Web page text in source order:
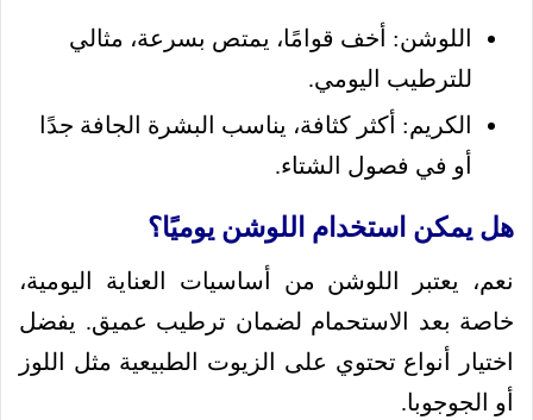
اللوشن: أخف قوامًا، يمتص بسرعة، مثالي
للترطيب اليومي.
الكريم: أكثر كثافة، يناسب البشرة الجافة جدًا
أو في فصول الشتاء.
هل يمكن استخدام اللوشن يوميًا؟
نعم، يعتبر اللوشن من أساسيات العناية اليومية،
خاصة بعد الاستحمام لضمان ترطيب عميق. يفضل
اختيار أنواع تحتوي على الزيوت الطبيعية مثل اللوز
أو الجوجوبا.